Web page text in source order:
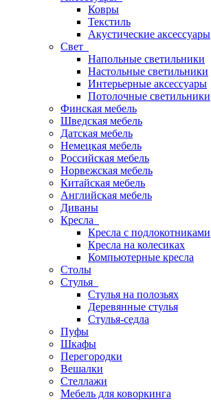
Ковры
Текстиль
Акустические аксессуары
Свет
Напольные светильники
Настольные светильники
Интерьерные аксессуары
Потолочные светильники
Финская мебель
Шведская мебель
Датская мебель
Немецкая мебель
Российская мебель
Норвежская мебель
Китайская мебель
Английская мебель
Диваны
Кресла
Кресла с подлокотниками
Кресла на колесиках
Компьютерные кресла
Столы
Стулья
Стулья на полозьях
Деревянные стулья
Стулья-седла
Пуфы
Шкафы
Перегородки
Вешалки
Стеллажи
Мебель для коворкинга